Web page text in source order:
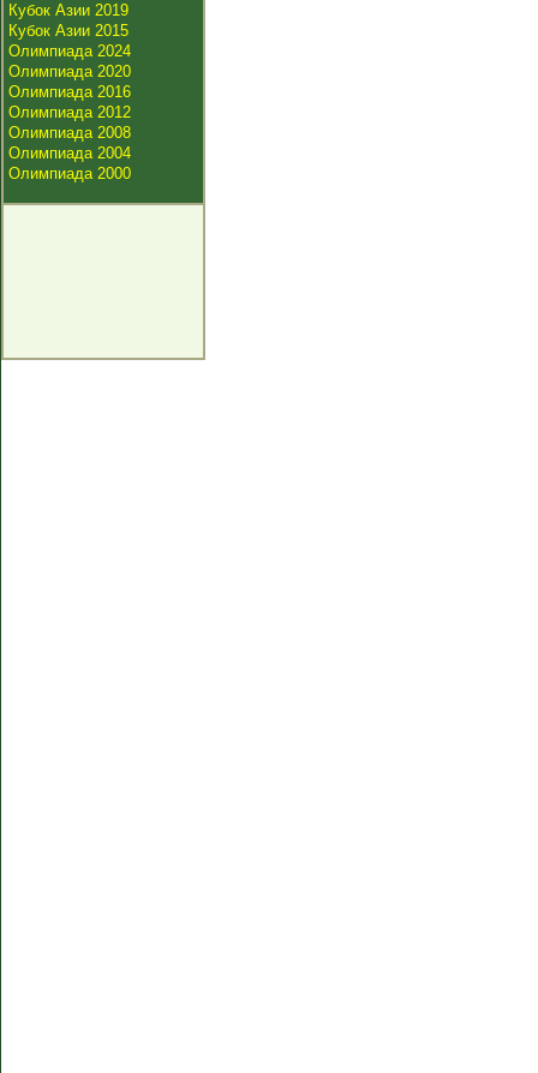
Кубок Азии 2019
Кубок Азии 2015
Олимпиада 2024
Олимпиада 2020
Олимпиада 2016
Олимпиада 2012
Олимпиада 2008
Олимпиада 2004
Олимпиада 2000